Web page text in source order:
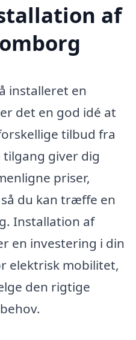
af
installeret en
det en god idé at
tilbud fra
tilgang giver dig
priser,
du kan træffe en
Installation af
en investering i din
elektrisk mobilitet,
den rigtige